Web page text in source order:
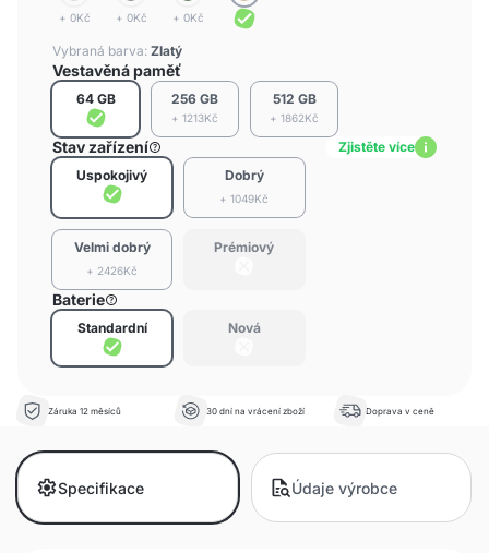
+ 0Kč + 0Kč + 0Kč
Vybraná barva: Zlatý
Vestavěná paměť
64 GB 256 GB
+ 1213Kč
512 GB
+ 1862Kč
Stav zařízení
Zjistěte více
Uspokojivý
Dobrý
+ 1049Kč
Velmi dobrý
+ 2426Kč
Prémiový
Baterie
Standardní Nová
Záruka 12 měsíců 30 dní na vrácení zboží Doprava v ceně
Specifikace Údaje výrobce